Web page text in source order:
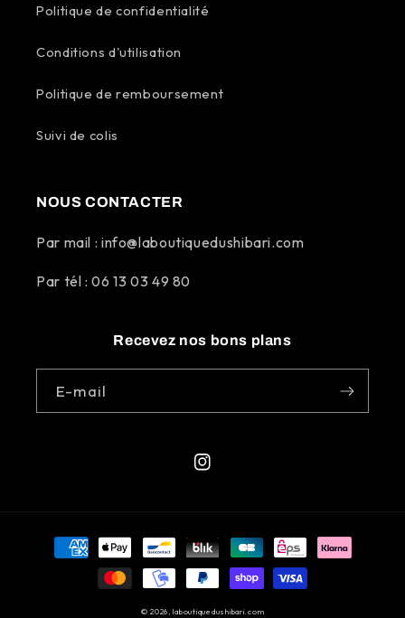
Politique de confidentialité
Conditions d'utilisation
Politique de remboursement
Suivi de colis
NOUS CONTACTER
Par mail : info@laboutiquedushibari.com
Par tél : 06 13 03 49 80
Recevez nos bons plans
E-mail
Instagram
Moyens
© 2026,laboutiquedushibari.com